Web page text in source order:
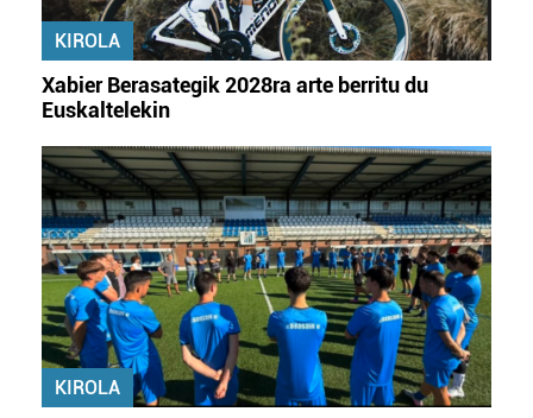
KIROLA
Xabier Berasategik 2028ra arte berritu du
Euskaltelekin
KIROLA